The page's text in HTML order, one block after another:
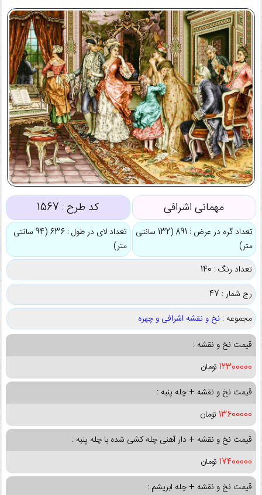
مهمانی اشرافی کد طرح : 1567
تعداد گره در عرض : 891 (132 سانتی
متر)
تعداد لای در طول : 636 (94 سانتی
متر)
تعداد رنگ : 140
رج شمار : 47
مجموعه : نخ و نقشه اشرافی و چهره
قیمت نخ و نقشه :
12300000 تومان
قیمت نخ و نقشه + چله پنبه :
13600000 تومان
قیمت نخ و نقشه + دار آهنی چله کشی شده با چله پنبه :
17400000 تومان
قیمت نخ و نقشه + چله ابریشم :